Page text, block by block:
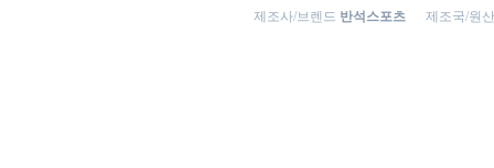
제조사/브렌드 반석스포츠 제조국/원